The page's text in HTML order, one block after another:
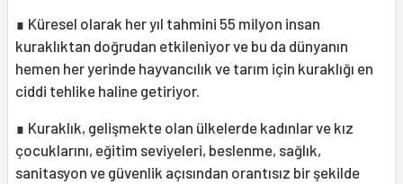
∎ Küresel olarak her yıl tahmini 55 milyon insan
kuraklıktan doğrudan etkileniyor ve bu da dünyanın
hemen her yerinde hayvancılık ve tarım için kuraklığı en
ciddi tehlike haline getiriyor.
∎ Kuraklık, gelişmekte olan ülkelerde kadınlar ve kız
çocuklarını, eğitim seviyeleri, beslenme, sağlık,
sanitasyon ve güvenlik açısından orantısız bir şekilde